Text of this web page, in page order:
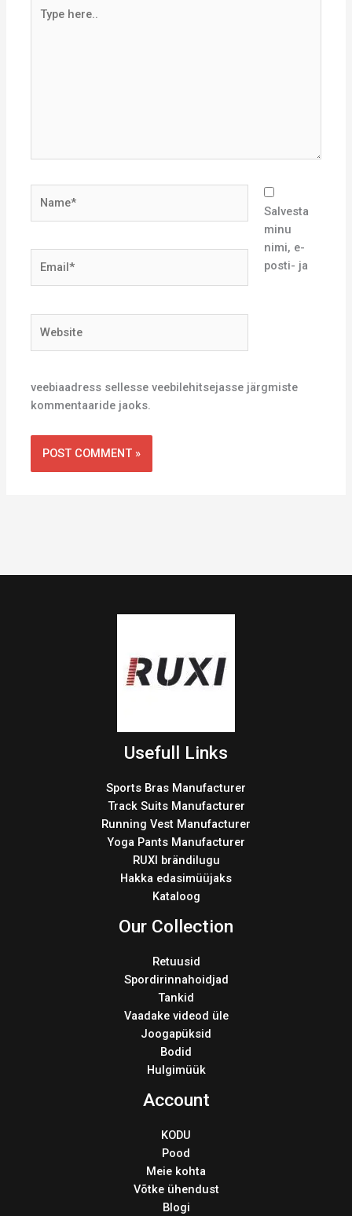
here..
Salvesta
minu
nimi, e-
posti- ja
veebiaadress sellesse veebilehitsejasse järgmiste
kommentaaride jaoks.
Usefull Links
Sports Bras Manufacturer
Track Suits Manufacturer
Running Vest Manufacturer
Yoga Pants Manufacturer
RUXI brändilugu
Hakka edasimüüjaks
Kataloog
Our Collection
Retuusid
Spordirinnahoidjad
Tankid
Vaadake videod üle
Joogapüksid
Bodid
Hulgimüük
Account
KODU
Pood
Meie kohta
Võtke ühendust
Blogi